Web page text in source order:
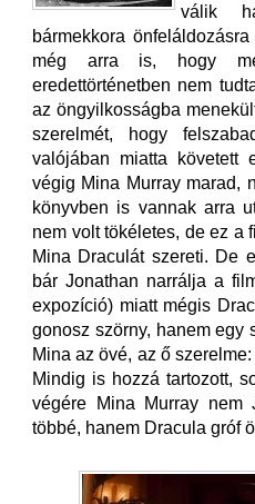
válik
bármekkora
még arra is, hogy
eredettörténetben nem
az öngyilkosságba
szerelmét, hogy
valójában miatta követett
végig Mina Murray marad,
könyvben is vannak arra
nem volt tökéletes, de ez a
Mina Draculát szereti. De
bár Jonathan narrálja a
expozíció) miatt mégis
gonosz szörny, hanem egy
Mina az övé, az ő
Mindig is hozzá tartozott,
végére Mina Murray nem
többé, hanem Dracula gróf